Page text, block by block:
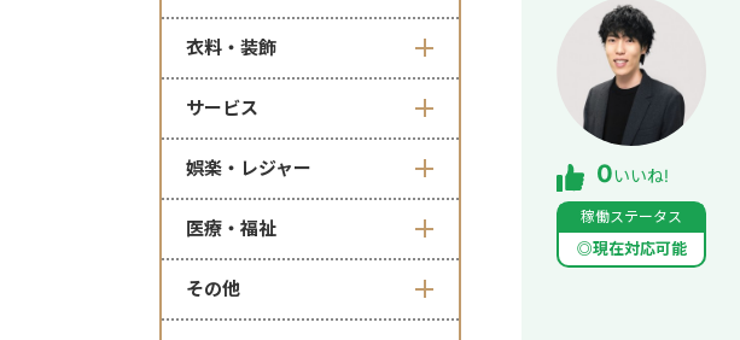
衣料・装飾
サービス
娯楽・レジャー
医療・福祉
その他
0いいね!
稼働ステータス
◎現在対応可能